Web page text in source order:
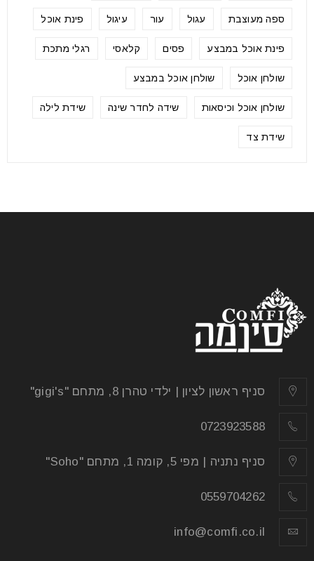
ספה מעוצבת עגול עור עיגול פינת אוכל
פינת אוכל במבצע פסים קלאסי רגלי מתכת
שולחן אוכל שולחן אוכל במבצע
שולחן אוכל וכיסאות שידה לחדר שינה שידת לילה
שידת צד
סניף ראשון לציון | ילדי טהרן 8, מתחם "gigi's"
0723923588
סניף נתניה | מפי 5, קומה 1, מתחם "Soho"
0559704262
info@comfi.co.il